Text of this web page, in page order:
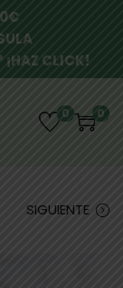
¡HAZ CLICK!
0 0
SIGUIENTE